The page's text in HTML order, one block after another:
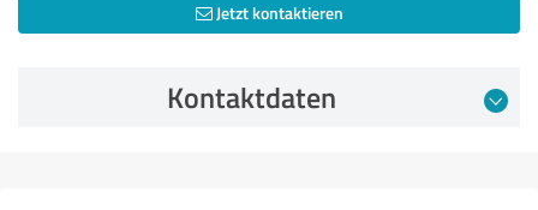
Jetzt kontaktieren
Kontaktdaten